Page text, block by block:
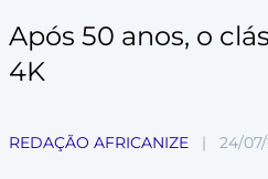
Após 50 anos, o
4K
REDAÇÃO AFRICANIZE | 24/